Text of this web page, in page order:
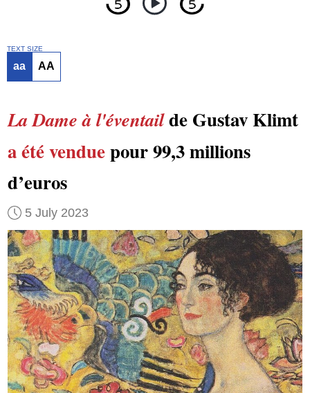
TEXT SIZE
aa AA
La Dame à l'éventailde Gustav Klimt
a été venduepour 99,3 millions
d’euros
5 July 2023